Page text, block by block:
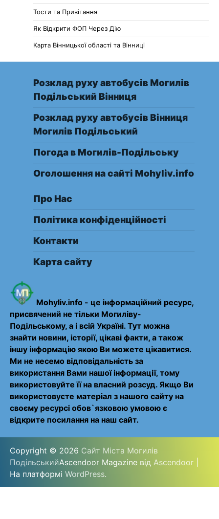
Тости та Привітання
Як Відкрити ФОП Через Дію
Карта Вінницької області та Вінниці
Розклад руху автобусів Могилів
Подільський Вінниця
Розклад руху автобусів Вінниця
Могилів Подільський
Погода в Могилів-Подільську
Оголошення на сайті Mohyliv.info
Про Нас
Політика конфіденційності
Контакти
Карта сайту
Mohyliv.info - це інформаційний ресурс,
присвячений не тільки Могиліву-
Подільському, а і всій Україні. Тут можна
знайти новини, історії, цікаві факти, а також
іншу інформацію якою Ви можете цікавитися.
Ми не несемо відповідальність за
використання Вами нашої інформації, тому
використовуйте її на власний розсуд. Якщо Ви
використовуєте матеріал з нашого сайту на
своєму ресурсі обов`язковою умовою є
відкрите посилання на наш сайт.
Copyright © 2026 Сайт Міста Могилів
ПодільськийAscendoor Magazine від Ascendoor
На платформі WordPress.